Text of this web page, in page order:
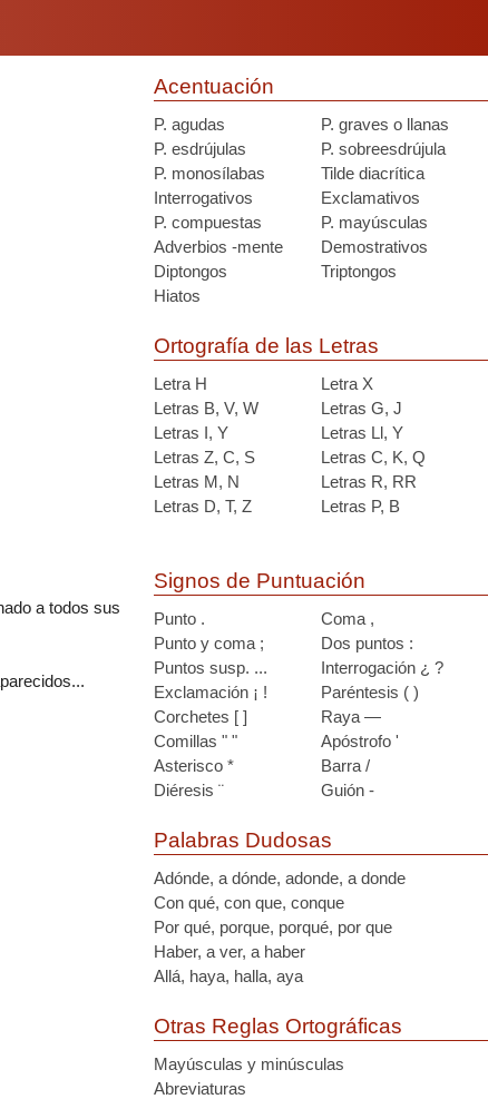
a todos sus
Acentuación
P. agudas
P. graves o llanas
P. esdrújulas
P. sobreesdrújula
P. monosílabas
Tilde diacrítica
Interrogativos
Exclamativos
P. compuestas
P. mayúsculas
Adverbios -mente
Demostrativos
Diptongos
Triptongos
Hiatos
Ortografía de las Letras
Letra H
Letra X
Letras B, V, W
Letras G, J
Letras I, Y
Letras Ll, Y
Letras Z, C, S
Letras C, K, Q
Letras M, N
Letras R, RR
Letras D, T, Z
Letras P, B
Signos de Puntuación
Punto .
Coma ,
Punto y coma ;
Dos puntos :
Puntos susp. ...
Interrogación ¿ ?
Exclamación ¡ !
Paréntesis ( )
Corchetes [ ]
Raya —
Comillas " "
Apóstrofo '
Asterisco *
Barra /
Diéresis ¨
Guión -
Palabras Dudosas
Adónde, a dónde, adonde, a donde
Con qué, con que, conque
Por qué, porque, porqué, por que
Haber, a ver, a haber
Allá, haya, halla, aya
Otras Reglas Ortográficas
Mayúsculas y minúsculas
Abreviaturas